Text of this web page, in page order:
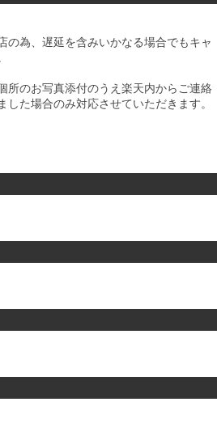
の為、遅延を含みいかなる場合でもキャ
所のお写真添付のうえ楽天内からご連絡
た場合のみ対応させていただきます。